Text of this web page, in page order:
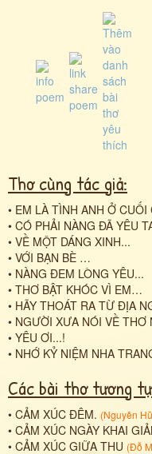
Thơ cùng tác giả:
• EM LÀ TÌNH ANH Ở CUỐI
• CÓ PHẢI NÀNG ĐÃ YÊU
• VỀ MỘT DÁNG XINH...
• VỚI BẠN BÈ …
• NÀNG ĐEM LÒNG YÊU...
• THƠ BẬT KHÓC VÌ EM…
• HÃY THOÁT RA TỪ ĐỊA
• NGƯỜI XƯA NÓI VỀ
• YÊU ƠI...!
• NHỚ KỶ NIỆM NHA
Các bài thơ tương
• CẢM XÚC ĐÊM. (Nguyên
• CẢM XÚC NGÀY KHAI
• CẢM XÚC GIỮA THU (Đỗ